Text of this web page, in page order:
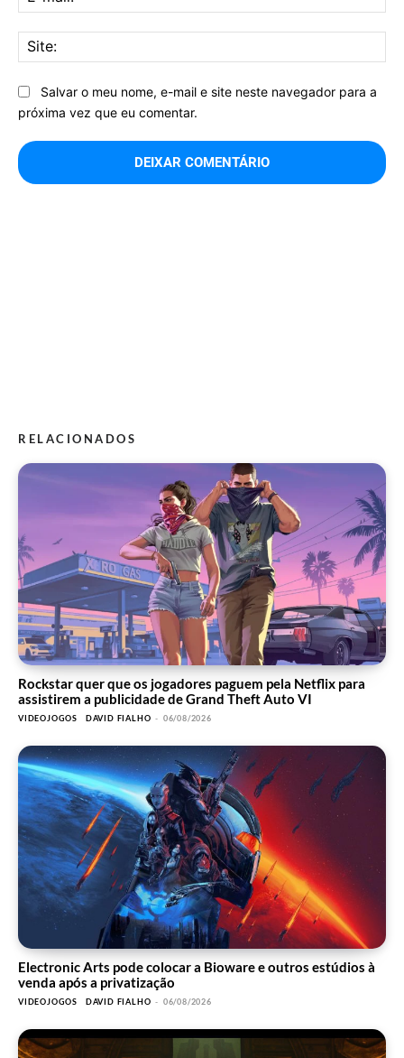
Salvar o meu nome, e-mail e site neste navegador para a
próxima vez que eu comentar.
RELACIONADOS
Rockstar quer que os jogadores paguem pela Netflix para
assistirem a publicidade de Grand Theft Auto VI
VIDEOJOGOS DAVID FIALHO - 06/08/2026
Electronic Arts pode colocar a Bioware e outros estúdios à
venda após a privatização
VIDEOJOGOS DAVID FIALHO - 06/08/2026